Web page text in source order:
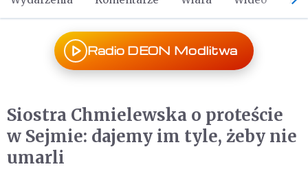
Radio DEON Modlitwa
Siostra Chmielewska o proteście
w Sejmie: dajemy im tyle, żeby nie
umarli